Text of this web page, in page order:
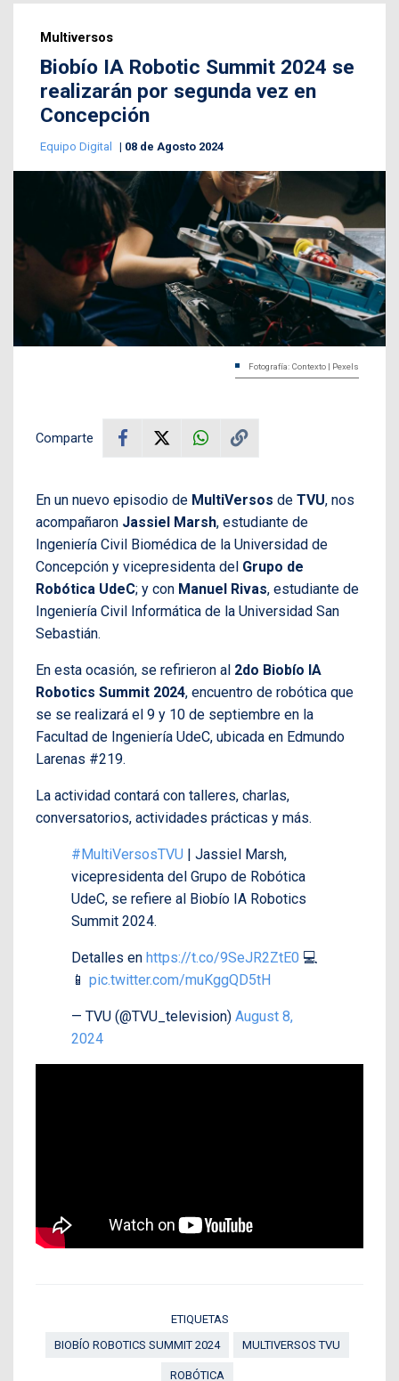
Multiversos
Biobío IA Robotic Summit 2024 se
realizarán por segunda vez en
Concepción
Equipo Digital 08 de Agosto 2024
Fotografía: Contexto | Pexels
Comparte
En un nuevo episodio de MultiVersos de TVU, nos
acompañaron Jassiel Marsh, estudiante de
Ingeniería Civil Biomédica de la Universidad de
Concepción y vicepresidenta del Grupo de
Robótica UdeC; y con Manuel Rivas, estudiante de
Ingeniería Civil Informática de la Universidad San
Sebastián.
En esta ocasión, se refirieron al 2do Biobío IA
Robotics Summit 2024, encuentro de robótica que
se se realizará el 9 y 10 de septiembre en la
Facultad de Ingeniería UdeC, ubicada en Edmundo
Larenas #219.
La actividad contará con talleres, charlas,
conversatorios, actividades prácticas y más.
#MultiVersosTVU | Jassiel Marsh,
vicepresidenta del Grupo de Robótica
UdeC, se refiere al Biobío IA Robotics
Summit 2024.
Detalles en https://t.co/9SeJR2ZtE0 💻
📱 pic.twitter.com/muKggQD5tH
— TVU (@TVU_television) August 8,
2024
ETIQUETAS
BIOBÍO ROBOTICS SUMMIT 2024
MULTIVERSOS TVU
ROBÓTICA